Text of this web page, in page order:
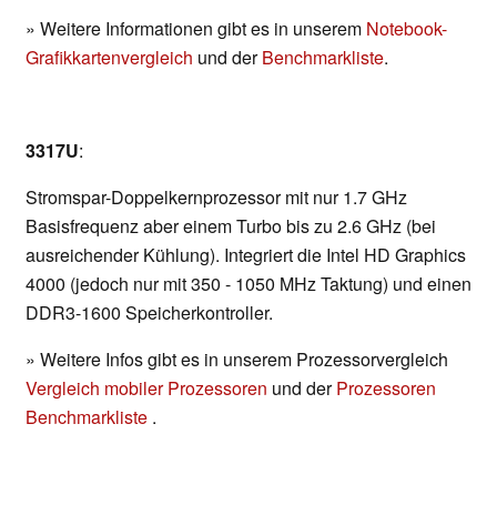
» Weitere Informationen gibt es in unserem Notebook-
Grafikkartenvergleich und derBenchmarkliste.
3317U:
Stromspar-Doppelkernprozessor mit nur 1.7 GHz
Basisfrequenz aber einem Turbo bis zu 2.6 GHz (bei
ausreichender Kühlung). Integriert die Intel HD Graphics
4000 (jedoch nur mit 350 - 1050 MHz Taktung) und einen
DDR3-1600 Speicherkontroller.
» Weitere Infos gibt es in unserem Prozessorvergleich
Vergleich mobiler Prozessoren und derProzessoren
Benchmarkliste .